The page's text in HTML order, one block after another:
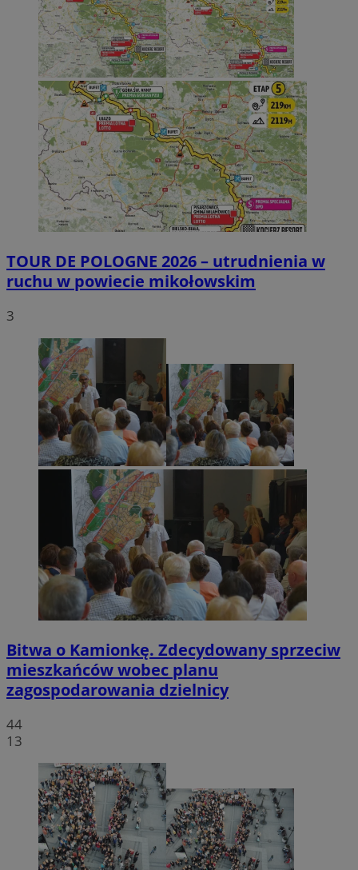
TOUR DE POLOGNE 2026 – utrudnienia w
ruchu w powiecie mikołowskim
3
Bitwa o Kamionkę. Zdecydowany sprzeciw
mieszkańców wobec planu
zagospodarowania dzielnicy
44
13